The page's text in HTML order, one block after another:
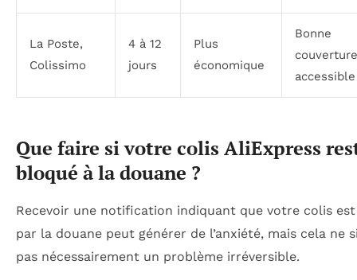
La Poste,
Colissimo
4 à 12
jours
Plus
économique
Bonne
accessible
Que faire si votre colis AliExpress
bloqué à la douane ?
Recevoir une notification indiquant que votre colis
par la douane peut générer de l’anxiété, mais cela ne
pas nécessairement un problème irréversible.